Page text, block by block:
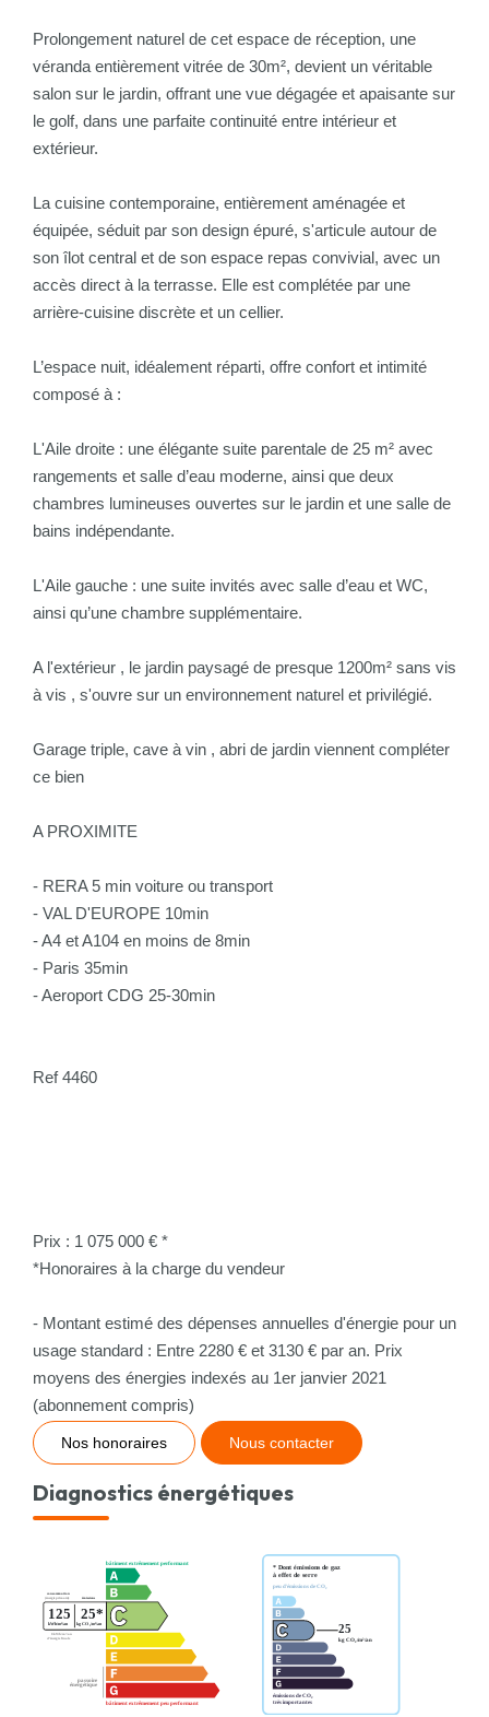
Prolongement naturel de cet espace de réception, une
véranda entièrement vitrée de 30m², devient un véritable
salon sur le jardin, offrant une vue dégagée et apaisante sur
le golf, dans une parfaite continuité entre intérieur et
extérieur.
La cuisine contemporaine, entièrement aménagée et
équipée, séduit par son design épuré, s'articule autour de
son îlot central et de son espace repas convivial, avec un
accès direct à la terrasse. Elle est complétée par une
arrière-cuisine discrète et un cellier.
L’espace nuit, idéalement réparti, offre confort et intimité
composé à :
L'Aile droite : une élégante suite parentale de 25 m² avec
rangements et salle d’eau moderne, ainsi que deux
chambres lumineuses ouvertes sur le jardin et une salle de
bains indépendante.
L'Aile gauche : une suite invités avec salle d’eau et WC,
ainsi qu’une chambre supplémentaire.
A l'extérieur , le jardin paysagé de presque 1200m² sans vis
à vis , s'ouvre sur un environnement naturel et privilégié.
Garage triple, cave à vin , abri de jardin viennent compléter
ce bien
A PROXIMITE
- RERA 5 min voiture ou transport
- VAL D'EUROPE 10min
- A4 et A104 en moins de 8min
- Paris 35min
- Aeroport CDG 25-30min
Ref 4460
Prix : 1 075 000 € *
*Honoraires à la charge du vendeur
- Montant estimé des dépenses annuelles d'énergie pour un
usage standard : Entre 2280 € et 3130 € par an. Prix
moyens des énergies indexés au 1er janvier 2021
(abonnement compris)
Nos honoraires Nous contacter
Diagnostics énergétiques